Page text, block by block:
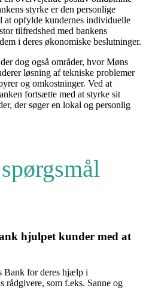
styrke er den personlige
at opfylde kundernes individuelle
tilfredshed med bankens
i deres økonomiske beslutninger.
dog også områder, hvor Møns
løsning af tekniske problemer
og omkostninger. Ved at
fortsætte med at styrke sit
der søger en lokal og personlig
hjulpet kunder med at
Bank for deres hjælp i
rådgivere, som f.eks. Sanne og